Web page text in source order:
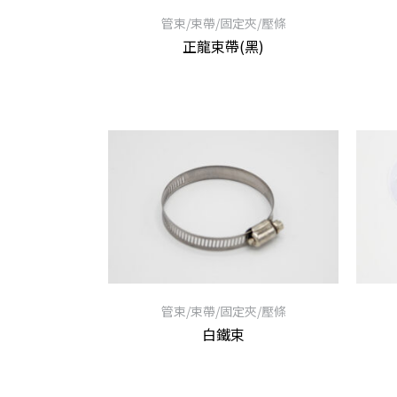
管束/束帶/固定夾/壓條
正龍束帶(黑)
管束/束帶/固定夾/壓條
白鐵束